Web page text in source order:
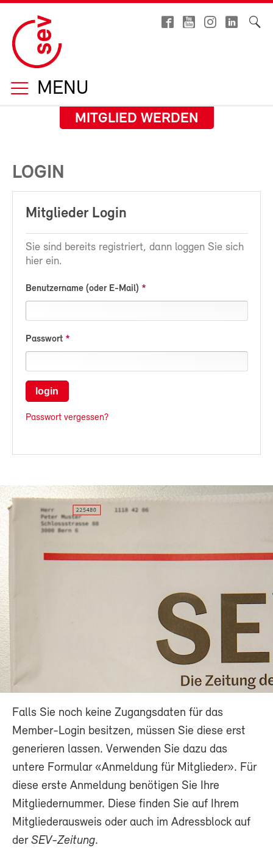
MENU
MITGLIED WERDEN
LOGIN
Mitglieder Login
Sie sind bereits registriert, dann loggen Sie sich
hier ein.
Benutzername (oder E-Mail)
Passwort
login
Passwort vergessen?
Falls Sie noch keine Zugangsdaten für das
Member-Login besitzen, müssen Sie diese erst
generieren lassen. Verwenden Sie dazu das
untere Formular «Anmeldung für Mitglieder». Für
diese erste Anmeldung benötigen Sie Ihre
Mitgliedernummer. Diese finden Sie auf Ihrem
Mitgliederausweis oder auch im Adressblock auf
der SEV-Zeitung.